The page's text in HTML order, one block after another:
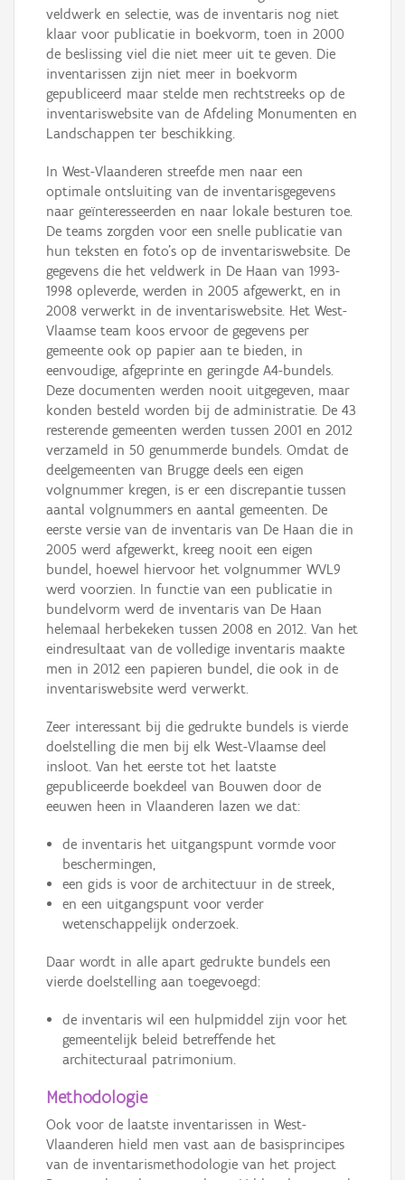
veldwerk en selectie, was de inventaris nog niet
klaar voor publicatie in boekvorm, toen in 2000
de beslissing viel die niet meer uit te geven. Die
inventarissen zijn niet meer in boekvorm
gepubliceerd maar stelde men rechtstreeks op de
inventariswebsite van de Afdeling Monumenten en
Landschappen ter beschikking.
In West-Vlaanderen streefde men naar een
optimale ontsluiting van de inventarisgegevens
naar geïnteresseerden en naar lokale besturen toe.
De teams zorgden voor een snelle publicatie van
hun teksten en foto’s op de inventariswebsite. De
gegevens die het veldwerk in De Haan van 1993-
1998 opleverde, werden in 2005 afgewerkt, en in
2008 verwerkt in de inventariswebsite. Het West-
Vlaamse team koos ervoor de gegevens per
gemeente ook op papier aan te bieden, in
eenvoudige, afgeprinte en geringde A4-bundels.
Deze documenten werden nooit uitgegeven, maar
konden besteld worden bij de administratie. De 43
resterende gemeenten werden tussen 2001 en 2012
verzameld in 50 genummerde bundels. Omdat de
deelgemeenten van Brugge deels een eigen
volgnummer kregen, is er een discrepantie tussen
aantal volgnummers en aantal gemeenten. De
eerste versie van de inventaris van De Haan die in
2005 werd afgewerkt, kreeg nooit een eigen
bundel, hoewel hiervoor het volgnummer WVL9
werd voorzien. In functie van een publicatie in
bundelvorm werd de inventaris van De Haan
helemaal herbekeken tussen 2008 en 2012. Van het
eindresultaat van de volledige inventaris maakte
men in 2012 een papieren bundel, die ook in de
inventariswebsite werd verwerkt.
Zeer interessant bij die gedrukte bundels is vierde
doelstelling die men bij elk West-Vlaamse deel
insloot. Van het eerste tot het laatste
gepubliceerde boekdeel van Bouwen door de
eeuwen heen in Vlaanderen lazen we dat:
de inventaris het uitgangspunt vormde voor
beschermingen,
een gids is voor de architectuur in de streek,
en een uitgangspunt voor verder
wetenschappelijk onderzoek.
Daar wordt in alle apart gedrukte bundels een
vierde doelstelling aan toegevoegd:
de inventaris wil een hulpmiddel zijn voor het
gemeentelijk beleid betreffende het
architecturaal patrimonium.
Methodologie
Ook voor de laatste inventarissen in West-
Vlaanderen hield men vast aan de basisprincipes
van de inventarismethodologie van het project